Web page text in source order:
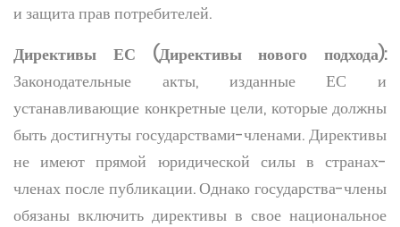
и защита прав потребителей.
Директивы ЕС (Директивы нового подхода):
Законодательные акты, изданные ЕС и
устанавливающие конкретные цели, которые должны
быть достигнуты государствами-членами. Директивы
не имеют прямой юридической силы в странах-
членах после публикации. Однако государства-члены
обязаны включить директивы в свое национальное